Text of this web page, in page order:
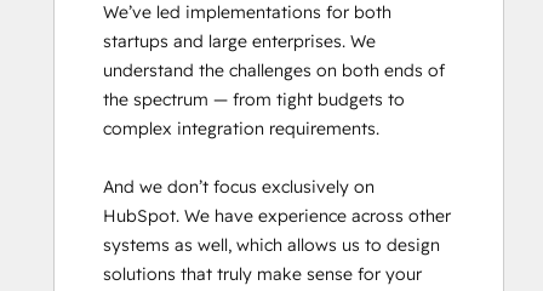
We’ve led implementations for both
startups and large enterprises. We
understand the challenges on both ends of
the spectrum — from tight budgets to
complex integration requirements.
And we don’t focus exclusively on
HubSpot. We have experience across other
systems as well, which allows us to design
solutions that truly make sense for your